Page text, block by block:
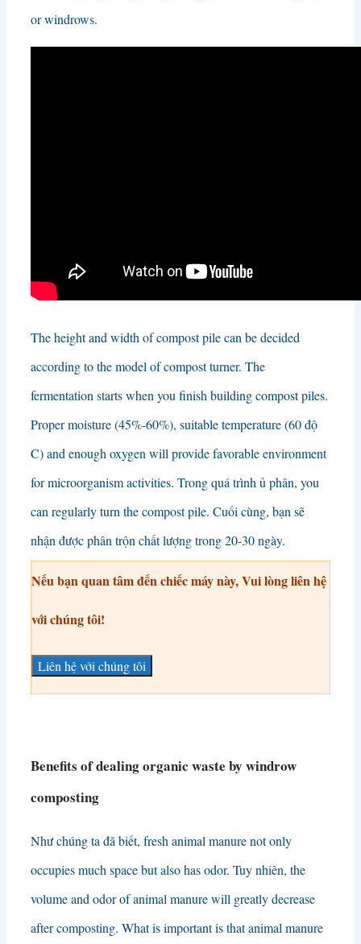
or windrows.
The height and width of compost pile can be decided
according to the model of compost turner. The
fermentation starts when you finish building compost piles.
Proper moisture(45%-60%), suitable temperature(60 độ
C)and enough oxygen will provide favorable environment
for microorganism activities. Trong quá trình ủ phân, you
can regularly turn the compost pile. Cuối cùng, bạn sẽ
nhận được phân trộn chất lượng trong 20-30 ngày.
Nếu bạn quan tâm đến chiếc máy này, Vui lòng liên hệ
với chúng tôi!
Liên hệ với chúng tôi
Benefits of dealing organic waste by windrow
composting
Như chúng ta đã biết, fresh animal manure not only
occupies much space but also has odor. Tuy nhiên, the
volume and odor of animal manure will greatly decrease
after composting. What is important is that animal manure